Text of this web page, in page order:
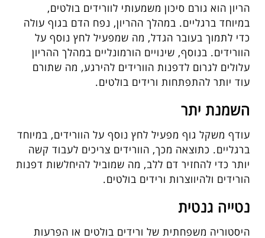
הריון הוא גורם סיכון משמעותי לוורידים בולטים,
במיוחד ברגליים. במהלך ההריון, נפח הדם בגוף עולה
כדי לתמוך בעובר הגדל, מה שמפעיל לחץ נוסף על
הוורידים. בנוסף, שינויים הורמונליים במהלך ההריון
עלולים לגרום לדפנות הוורידים להירגע, מה שתורם
עוד יותר להתפתחות ורידים בולטים.
השמנת יתר
עודף משקל גוף מפעיל לחץ נוסף על הוורידים, במיוחד
ברגליים. כתוצאה מכך, הוורידים צריכים לעבוד קשה
יותר כדי להחזיר דם ללב, מה שמוביל להיחלשות דפנות
הורידים ולהיווצרות ורידים בולטים.
נטייה גנטית
היסטוריה משפחתית של ורידים בולטים או הפרעות